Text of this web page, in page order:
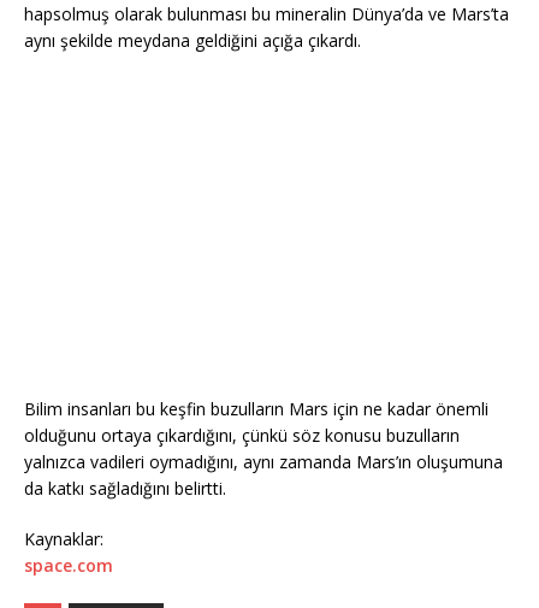
hapsolmuş olarak bulunması bu mineralin Dünya’da ve Mars’ta
aynı şekilde meydana geldiğini açığa çıkardı.
Bilim insanları bu keşfin buzulların Mars için ne kadar önemli
olduğunu ortaya çıkardığını, çünkü söz konusu buzulların
yalnızca vadileri oymadığını, aynı zamanda Mars’ın oluşumuna
da katkı sağladığını belirtti.
Kaynaklar:
space.com